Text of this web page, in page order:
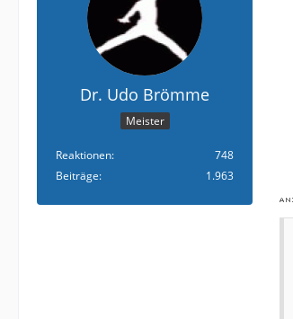
Dr. Udo Brömme
Meister
Reaktionen
748
Beiträge
1.963